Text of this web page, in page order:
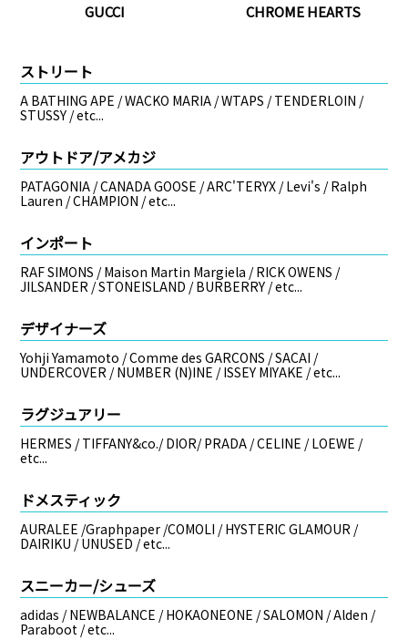
GUCCI CHROME HEARTS
ストリート
A BATHING APE / WACKO MARIA / WTAPS / TENDERLOIN /
STUSSY / etc...
アウトドア/アメカジ
PATAGONIA / CANADA GOOSE / ARC'TERYX / Levi's / Ralph
Lauren / CHAMPION / etc...
インポート
RAF SIMONS / Maison Martin Margiela / RICK OWENS /
JILSANDER / STONEISLAND / BURBERRY / etc...
デザイナーズ
Yohji Yamamoto / Comme des GARCONS / SACAI /
UNDERCOVER / NUMBER (N)INE / ISSEY MIYAKE / etc...
ラグジュアリー
HERMES / TIFFANY&co./ DIOR/ PRADA / CELINE / LOEWE /
etc...
ドメスティック
AURALEE /Graphpaper /COMOLI / HYSTERIC GLAMOUR /
DAIRIKU / UNUSED / etc...
スニーカー/シューズ
adidas / NEWBALANCE / HOKAONEONE / SALOMON / Alden /
Paraboot / etc...